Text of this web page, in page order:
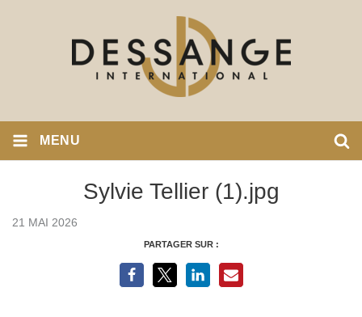
MENU
Sylvie Tellier (1).jpg
21 MAI 2026
PARTAGER SUR :